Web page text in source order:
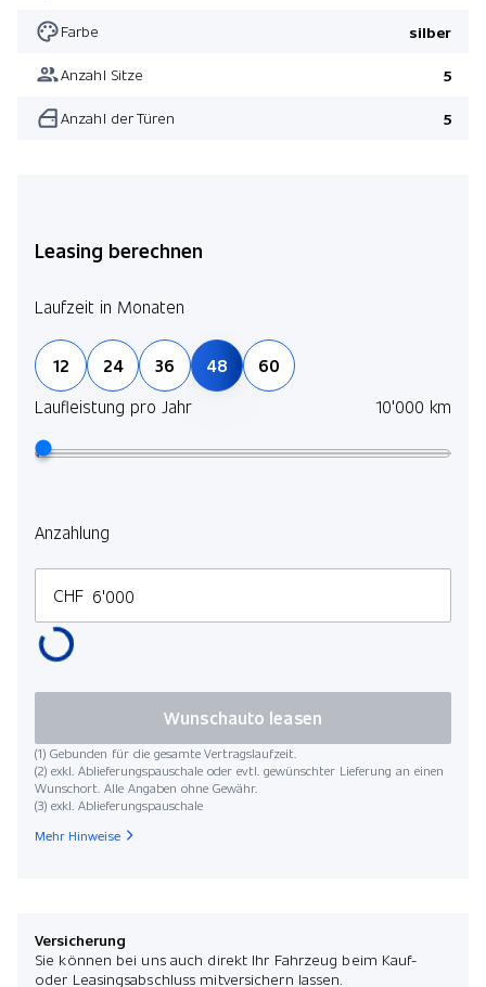
Farbe silber
Anzahl Sitze 5
Anzahl der Türen 5
Leasing berechnen
Laufzeit in Monaten
12 24 36 48
60
Laufleistung pro Jahr
10'000 km
Anzahlung
CHF
(1) Gebunden für die gesamte Vertragslaufzeit.
(2) exkl. Ablieferungspauschale oder evtl. gewünschter Lieferung an einen
Wunschort. Alle Angaben ohne Gewähr.
(3) exkl. Ablieferungspauschale
Wunschauto leasen
Mehr Hinweise
Versicherung
Sie können bei uns auch direkt Ihr Fahrzeug beim Kauf-
oder Leasingsabschluss mitversichern lassen.